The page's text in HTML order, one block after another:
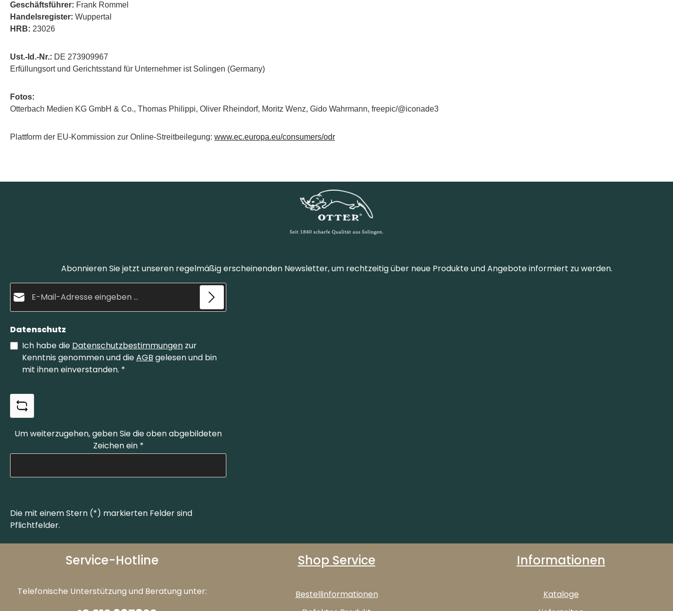
Geschäftsführer: Frank Rommel
Handelsregister: Wuppertal
HRB: 23026
Ust.-Id.-Nr.: DE 273909967
Erfüllungsort und Gerichtsstand für Unternehmer ist Solingen (Germany)
Fotos:
Otterbach Medien KG GmbH & Co., Thomas Philippi, Oliver Rheindorf, Moritz Wenz, Gido Wahrmann, freepic/@iconade3
Plattform der EU-Kommission zur Online-Streitbeilegung: www.ec.europa.eu/consumers/odr
Abonnieren Sie jetzt unseren regelmäßig erscheinenden Newsletter, um rechtzeitig über neue Produkte und Angebote informiert zu werden.
Datenschutz
Ich habe die Datenschutzbestimmungen zur
Kenntnis genommen und dieAGB gelesen und bin
mit ihnen einverstanden. *
Um weiterzugehen, geben Sie die oben abgebildeten
Zeichen ein *
Die mit einem Stern (*) markierten Felder sind
Pflichtfelder.
Service-Hotline
Telefonische Unterstützung und Beratung unter:
Shop Service
Bestellinformationen
Informationen
Kataloge